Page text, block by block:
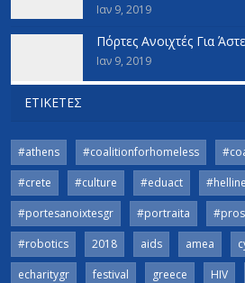
Ιαν 9, 2019
Πόρτες Ανοιχτές Για
Ιαν 9, 2019
ΕΤΙΚΈΤΕΣ
#athens #coalitionforhomeless
#crete
#culture #eduact
#portesanoixtesgr
#portraita
#robotics
2018 aids amea
echaritygr
festival greece HIV